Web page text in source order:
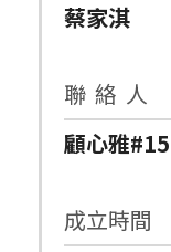
蔡家淇
聯 絡 人
顧心雅#15
成立時間